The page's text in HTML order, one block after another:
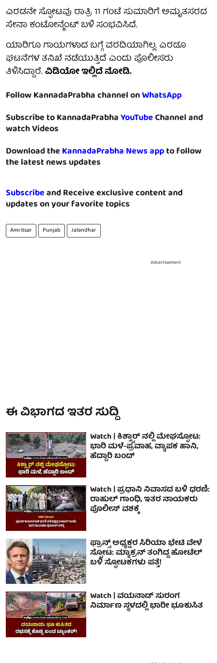
ಎರಡನೇ ಸ್ಫೋಟವು ರಾತ್ರಿ 11 ಗಂಟೆ ಸುಮಾರಿಗೆ ಅಮೃತಸರದ
ಸೇನಾ ಕಂಟೋನ್ಮೆಂಟ್ ಬಳಿ ಸಂಭವಿಸಿದೆ.
ಯಾರಿಗೂ ಗಾಯಗಳಾದ ಬಗ್ಗೆ ವರದಿಯಾಗಿಲ್ಲ. ಎರಡೂ
ಘಟನೆಗಳ ತನಿಖೆ ನಡೆಯುತ್ತಿದೆ ಎಂದು ಪೊಲೀಸರು
ತಿಳಿಸಿದ್ದಾರೆ.ವಿಡಿಯೋ ಇಲ್ಲಿದೆ ನೋಡಿ.
Follow KannadaPrabha channel onWhatsApp
Subscribe to KannadaPrabhaYouTubeChannel and
watch Videos
Download theKannadaPrabha News appto follow
the latest news updates
Subscribeand Receive exclusive content and
updates on your favorite topics
Amritsar Punjab Jalandhar
Advertisement
ಈ ವಿಭಾಗದ ಇತರ ಸುದ್ದಿ
Watch | ಕಿಶ್ತ್ವಾರ್ ನಲ್ಲಿ ಮೇಘಸ್ಫೋಟ:
ಭಾರಿ ಮಳೆ-ಪ್ರವಾಹ, ವ್ಯಾಪಕ ಹಾನಿ,
ಹೆದ್ದಾರಿ ಬಂದ್
Watch | ಪ್ರಧಾನಿ ನಿವಾಸದ ಬಳಿ ಧರಣಿ:
ರಾಹುಲ್ ಗಾಂಧಿ, ಇತರ ನಾಯಕರು
ಪೊಲೀಸ್ ವಶಕ್ಕೆ
ಫ್ರಾನ್ಸ್ ಅಧ್ಯಕ್ಷರ ಸಿರಿಯಾ ಭೇಟಿ ವೇಳೆ
ಸ್ಫೋಟ: ಮ್ಯಾಕ್ರನ್ ತಂಗಿದ್ದ ಹೋಟೆಲ್
ಬಳಿ ಸ್ಫೋಟಕಗಳು ಪತ್ತೆ!
Watch | ವಯನಾಡ್ ಸುರಂಗ
ನಿರ್ಮಾಣ ಸ್ಥಳದಲ್ಲಿ ಭಾರೀ ಭೂಕುಸಿತ